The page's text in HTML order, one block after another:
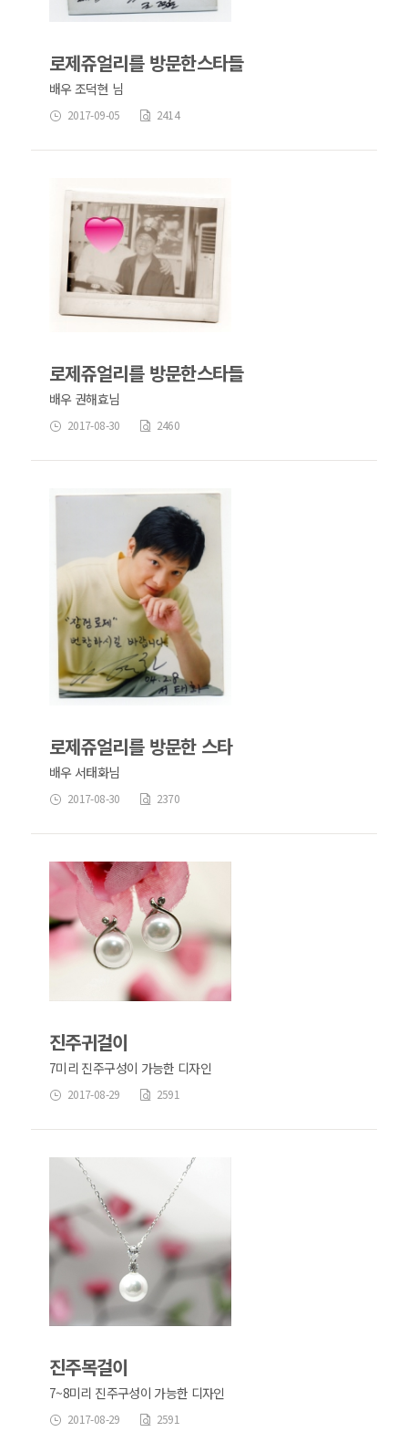
로제쥬얼리를 방문한스타들
배우 조덕현 님
2017-09-05 2414
로제쥬얼리를 방문한스타들
배우 권해효님
2017-08-30 2460
로제쥬얼리를 방문한 스타
배우 서태화님
2017-08-30 2370
진주귀걸이
7미리 진주구성이 가능한 디자인
2017-08-29 2591
진주목걸이
7~8미리 진주구성이 가능한 디자인
2017-08-29 2591